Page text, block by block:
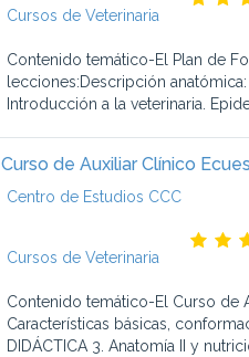
Cursos de Veterinaria
Contenido temático-El Plan de
lecciones:Descripción
Introducción a la veterinaria.
Curso de Auxiliar Clínico
Centro de Estudios CCC
Cursos de Veterinaria
Contenido temático-El Curso de
Características básicas,
DIDÁCTICA 3. Anatomía II y